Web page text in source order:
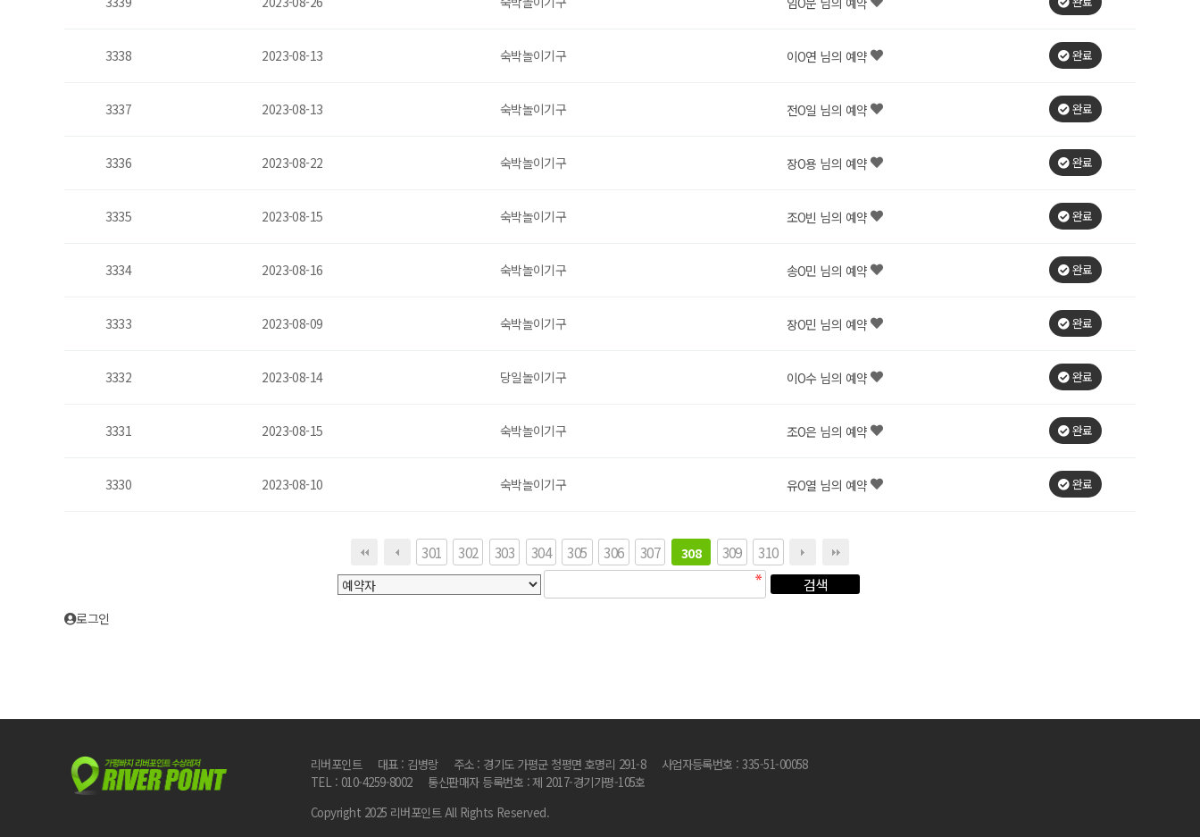
3338 2023-08-13 숙박놀이기구 이O연 님의 예약 완료
3337 2023-08-13 숙박놀이기구 전O일 님의 예약 완료
3336 2023-08-22 숙박놀이기구 장O용 님의 예약 완료
3335 2023-08-15 숙박놀이기구 조O빈 님의 예약 완료
3334 2023-08-16 숙박놀이기구 송O민 님의 예약 완료
3333 2023-08-09 숙박놀이기구 장O민 님의 예약 완료
3332 2023-08-14 당일놀이기구 이O수 님의 예약 완료
3331 2023-08-15 숙박놀이기구 조O은 님의 예약 완료
3330 2023-08-10 숙박놀이기구 유O열 님의 예약 완료
301 302 303 304 305 306 307 308 309 310
다음 맨끝
로그인
리버포인트 대표 : 김병랑 주소 : 경기도 가평군 청평면 호명리 291-8
사업자등록번호 : 335-51-00058
TEL : 010-4259-8002
통신판매자 등록번호 : 제 2017-경기가평-105호
Copyright 2025 리버포인트 All Rights Reserved.